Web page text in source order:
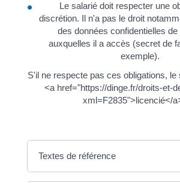
Le salarié doit respecter une
discrétion. Il n'a pas le droit
des données confidentielles
auxquelles il a accès (secret de
exemple).
S'il ne respecte pas ces obligations, le
<a href="https://dinge.fr/droits-et-
xml=F2835">licencié</
Textes de référence